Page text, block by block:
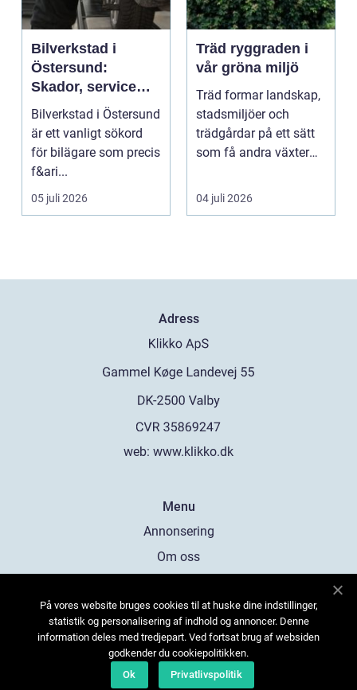
Bilverkstad i
Östersund:
Skador, service
och smarta val för
din bil
Bilverkstad i Östersund
är ett vanligt sökord
för bilägare som precis
f&ari...
05 juli 2026
Träd ryggraden i
vår gröna miljö
Träd formar landskap,
stadsmiljöer och
trädgårdar på ett sätt
som få andra växter
04 juli 2026
Adress
web: www.klikko.dk
Menu
Annonsering
Om oss
Kontakta oss
Sitemap
På vores website bruges cookies til at huske dine indstillinger,
statistik og personalisering af indhold og annoncer. Denne
information deles med tredjepart. Ved fortsat brug af websiden
godkender du cookiepolitikken.
Ok
Privatlivspolitik